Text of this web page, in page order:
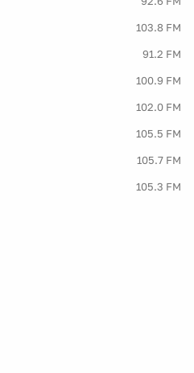
103.8 FM
91.2 FM
100.9 FM
102.0 FM
105.5 FM
105.7 FM
105.3 FM